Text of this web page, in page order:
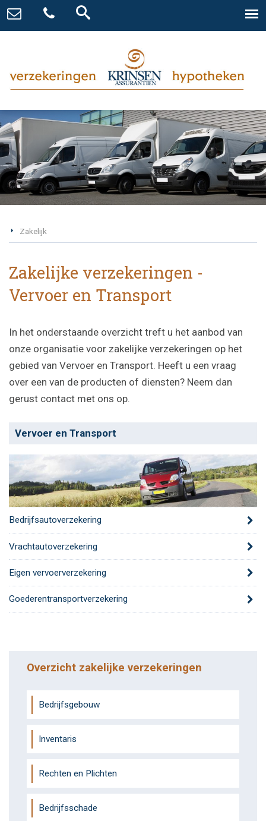
Zakelijk
Zakelijke verzekeringen -
Vervoer en Transport
In het onderstaande overzicht treft u het aanbod van
onze organisatie voor zakelijke verzekeringen op het
gebied van Vervoer en Transport. Heeft u een vraag
over een van de producten of diensten? Neem dan
gerust contact met ons op.
Vervoer en Transport
Bedrijfsautoverzekering
Vrachtautoverzekering
Eigen vervoerverzekering
Goederentransportverzekering
Overzicht zakelijke verzekeringen
Bedrijfsgebouw
Inventaris
Rechten en Plichten
Bedrijfsschade